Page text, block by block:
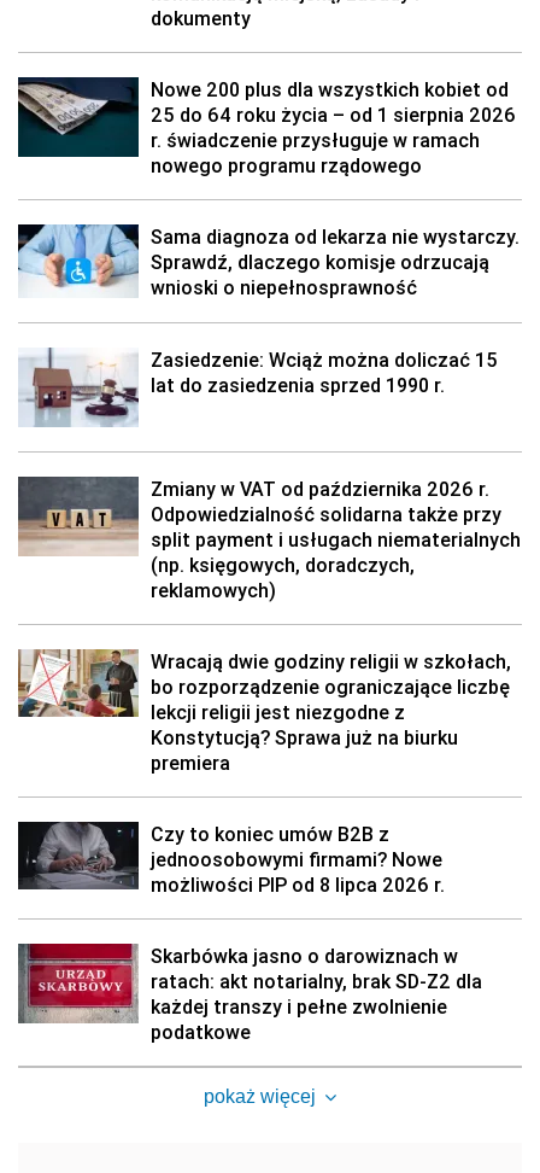
dokumenty
Nowe 200 plus dla wszystkich kobiet od
25 do 64 roku życia – od 1 sierpnia 2026
r. świadczenie przysługuje w ramach
nowego programu rządowego
Sama diagnoza od lekarza nie wystarczy.
Sprawdź, dlaczego komisje odrzucają
wnioski o niepełnosprawność
Zasiedzenie: Wciąż można doliczać 15
lat do zasiedzenia sprzed 1990 r.
Zmiany w VAT od października 2026 r.
Odpowiedzialność solidarna także przy
split payment i usługach niematerialnych
(np. księgowych, doradczych,
reklamowych)
Wracają dwie godziny religii w szkołach,
bo rozporządzenie ograniczające liczbę
lekcji religii jest niezgodne z
Konstytucją? Sprawa już na biurku
premiera
Czy to koniec umów B2B z
jednoosobowymi firmami? Nowe
możliwości PIP od 8 lipca 2026 r.
Skarbówka jasno o darowiznach w
ratach: akt notarialny, brak SD-Z2 dla
każdej transzy i pełne zwolnienie
podatkowe
pokaż więcej